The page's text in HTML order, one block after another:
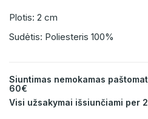
Plotis: 2 cm
Sudėtis: Poliesteris 100%
Siuntimas nemokamas
60€
Visi užsakymai išsiunčiami per